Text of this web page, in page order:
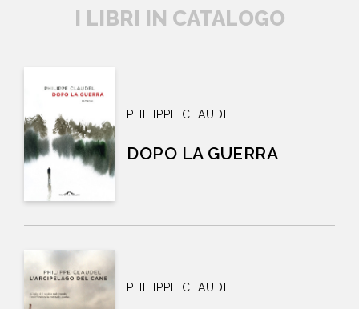
I LIBRI IN CATALOGO
PHILIPPE CLAUDEL
DOPO LA GUERRA
PHILIPPE CLAUDEL